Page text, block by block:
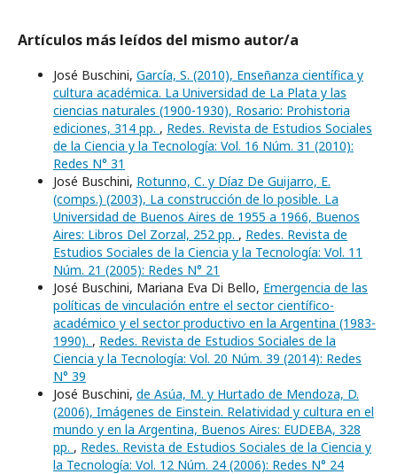
Artículos más leídos del mismo autor/a
José Buschini, García, S. (2010), Enseñanza científica y
cultura académica. La Universidad de La Plata y las
ciencias naturales (1900-1930), Rosario: Prohistoria
ediciones, 314 pp. , Redes. Revista de Estudios Sociales
de la Ciencia y la Tecnología: Vol. 16 Núm. 31 (2010):
Redes N° 31
José Buschini, Rotunno, C. y Díaz De Guijarro, E.
(comps.) (2003), La construcción de lo posible. La
Universidad de Buenos Aires de 1955 a 1966, Buenos
Aires: Libros Del Zorzal, 252 pp. , Redes. Revista de
Estudios Sociales de la Ciencia y la Tecnología: Vol. 11
Núm. 21 (2005): Redes N° 21
José Buschini, Mariana Eva Di Bello, Emergencia de las
políticas de vinculación entre el sector científico-
académico y el sector productivo en la Argentina (1983-
1990). , Redes. Revista de Estudios Sociales de la
Ciencia y la Tecnología: Vol. 20 Núm. 39 (2014): Redes
N° 39
José Buschini, de Asúa, M. y Hurtado de Mendoza, D.
(2006), Imágenes de Einstein. Relatividad y cultura en el
mundo y en la Argentina, Buenos Aires: EUDEBA, 328
pp. , Redes. Revista de Estudios Sociales de la Ciencia y
la Tecnología: Vol. 12 Núm. 24 (2006): Redes N° 24